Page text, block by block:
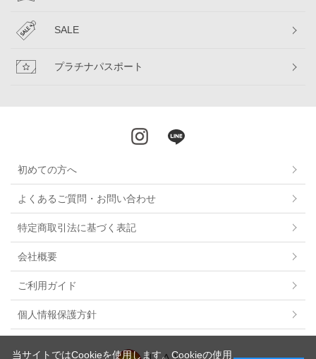
SALE
プラチナパスポート
初めての方へ
よくあるご質問・お問い合わせ
特定商取引法に基づく表記
会社概要
ご利用ガイド
個人情報保護方針
当サイトではCookieを使用します。Cookieの使用